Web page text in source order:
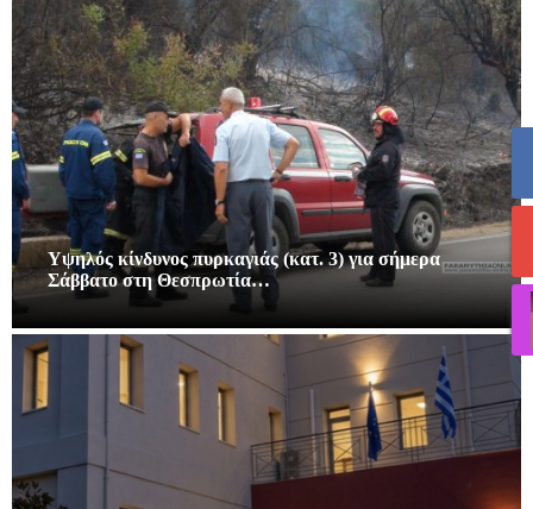
Υψηλός κίνδυνος πυρκαγιάς (κατ. 3) για σήμερα
Σάββατο στη Θεσπρωτία…